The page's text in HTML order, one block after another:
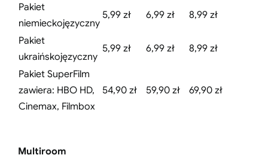
Pakiet
niemieckojęzyczny
5,99 zł 6,99 zł 8,99 zł
Pakiet
ukraińskojęzyczny
5,99 zł 6,99 zł 8,99 zł
Pakiet SuperFilm
zawiera: HBO HD,
Cinemax, Filmbox
54,90 zł 59,90 zł 69,90 zł
Multiroom